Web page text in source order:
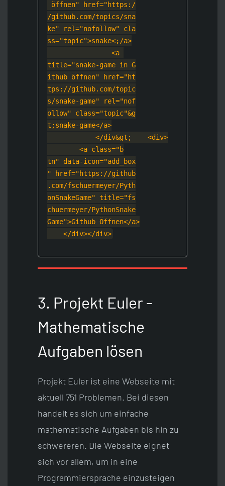
öffnen" href="https:/
/github.com/topics/sna
ke" rel="nofollow" cla
ss="topic">snake<;/a>
                <a
title="snake-game in G
ithub öffnen" href="ht
tps://github.com/topic
s/snake-game" rel="nof
ollow" class="topic"&g
t;snake-game</a>
            </div&g
t;
    <div>
        <a class="b
tn" data-icon="add_box
" href="https://github
.com/fschuermeyer/Pyth
onSnakeGame" title="fs
chuermeyer/PythonSnake
Game">Github Öffnen</a>
    </div>
</div>
3. Projekt Euler -
Mathematische
Aufgaben lösen
Projekt Euler ist eine Webseite mit
aktuell 751 Problemen. Bei diesen
handelt es sich um einfache
mathematische Aufgaben bis hin zu
schwereren. Die Webseite eignet
sich vor allem, um in eine
Programmiersprache einzusteigen